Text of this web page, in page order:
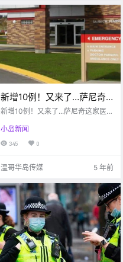
新增10例！又来了…萨尼奇
这家医院4天有12人感染！！
间！！
新增10例！又来了...萨尼奇这家医院
年开学时间！！
小岛新闻
345 0
温哥华岛传媒 5 年前